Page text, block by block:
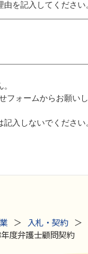
入札・契約
度弁護士顧問契約